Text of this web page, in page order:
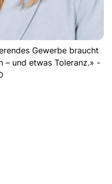
Gewerbe braucht
– und etwas Toleranz.» -